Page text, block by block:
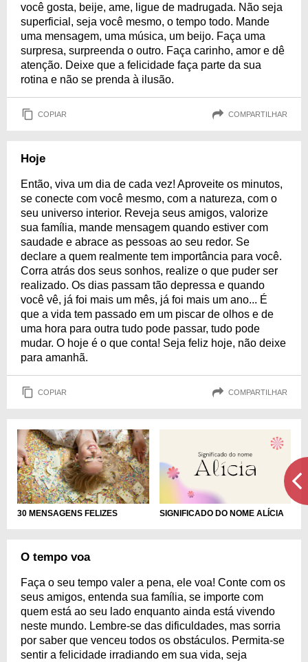
você gosta, beije, ame, ligue de madrugada. Não seja
superficial, seja você mesmo, o tempo todo. Mande
uma mensagem, uma música, um beijo. Faça uma
surpresa, surpreenda o outro. Faça carinho, amor e dê
atenção. Deixe que a felicidade faça parte da sua
rotina e não se prenda à ilusão.
COPIAR COMPARTILHAR
Hoje
Então, viva um dia de cada vez! Aproveite os minutos,
se conecte com você mesmo, com a natureza, com o
seu universo interior. Reveja seus amigos, valorize
sua família, mande mensagem quando estiver com
saudade e abrace as pessoas ao seu redor. Se
declare a quem realmente tem importância para você.
Corra atrás dos seus sonhos, realize o que puder ser
realizado. Os dias passam tão depressa e quando
você vê, já foi mais um mês, já foi mais um ano... É
que a vida tem passado em um piscar de olhos e de
uma hora para outra tudo pode passar, tudo pode
mudar. O hoje é o que conta! Seja feliz hoje, não deixe
para amanhã.
COPIAR COMPARTILHAR
30 MENSAGENS FELIZES SIGNIFICADO DO NOME ALÍCIA
O tempo voa
Faça o seu tempo valer a pena, ele voa! Conte com os
seus amigos, entenda sua família, se importe com
quem está ao seu lado enquanto ainda está vivendo
neste mundo. Lembre-se das dificuldades, mas sorria
por saber que venceu todos os obstáculos. Permita-se
sentir a felicidade irradiando em sua vida, seja